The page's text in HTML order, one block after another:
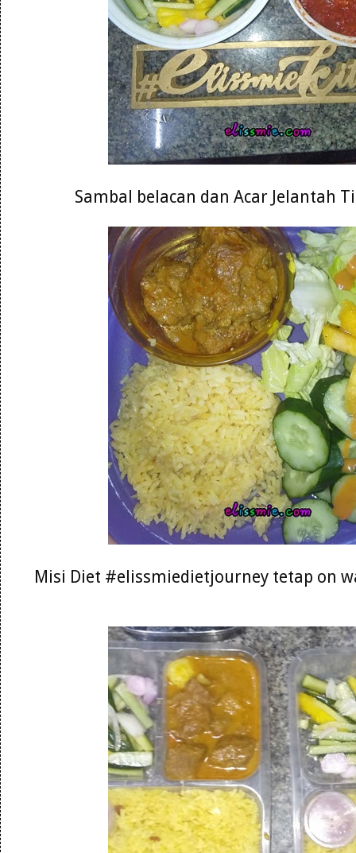
Sambal belacan dan Acar Jelantah
Misi Diet #elissmiedietjourney tetap on